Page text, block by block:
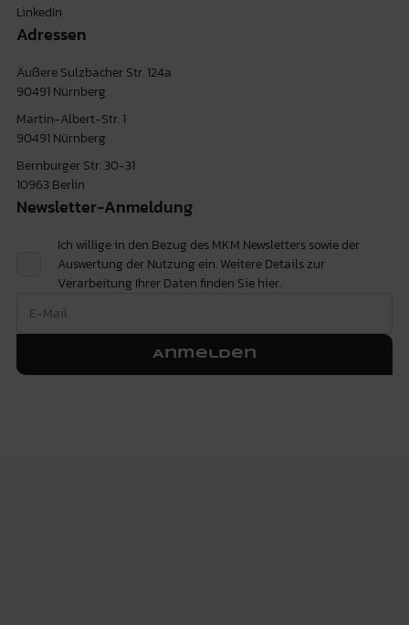
LinkedIn
Adressen
Äußere Sulzbacher Str. 124a
90491 Nürnberg
Martin-Albert-Str. 1
90491 Nürnberg
Bernburger Str. 30-31
10963 Berlin
Newsletter-Anmeldung
Ich willige in den Bezug des MKM Newsletters sowie der
Auswertung der Nutzung ein. Weitere Details zur
Verarbeitung Ihrer Daten finden Siehier.
Anmelden